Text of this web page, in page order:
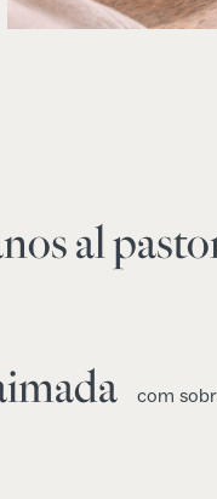
al
com